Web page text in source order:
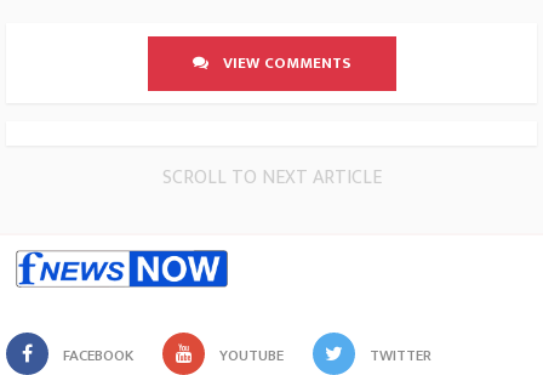
VIEW COMMENTS
SCROLL TO NEXT ARTICLE
FACEBOOK YOUTUBE TWITTER